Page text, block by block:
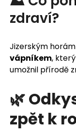
zdraví?
Jizerským
vápníkem,
umožnil přírodě
🌿
zpět k